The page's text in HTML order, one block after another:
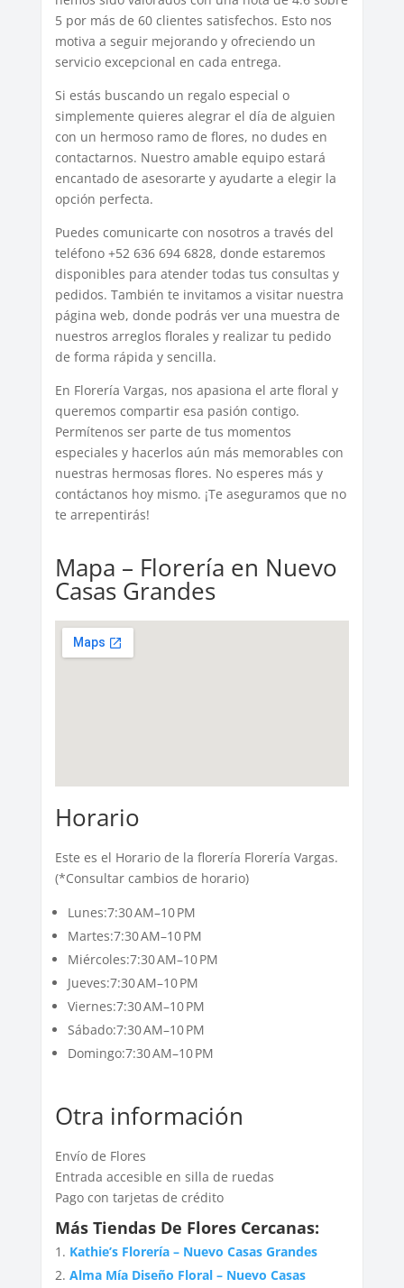
5 por más de 60 clientes satisfechos. Esto nos
motiva a seguir mejorando y ofreciendo un
servicio excepcional en cada entrega.
Si estás buscando un regalo especial o
simplemente quieres alegrar el día de alguien
con un hermoso ramo de flores, no dudes en
contactarnos. Nuestro amable equipo estará
encantado de asesorarte y ayudarte a elegir la
opción perfecta.
Puedes comunicarte con nosotros a través del
teléfono +52 636 694 6828, donde estaremos
disponibles para atender todas tus consultas y
pedidos. También te invitamos a visitar nuestra
página web, donde podrás ver una muestra de
nuestros arreglos florales y realizar tu pedido
de forma rápida y sencilla.
En Florería Vargas, nos apasiona el arte floral y
queremos compartir esa pasión contigo.
Permítenos ser parte de tus momentos
especiales y hacerlos aún más memorables con
nuestras hermosas flores. No esperes más y
contáctanos hoy mismo. ¡Te aseguramos que no
te arrepentirás!
Mapa – Florería en Nuevo
Casas Grandes
Horario
Este es el Horario de la florería Florería Vargas.
(*Consultar cambios de horario)
Lunes:7:30 AM–10 PM
Martes:7:30 AM–10 PM
Miércoles:7:30 AM–10 PM
Jueves:7:30 AM–10 PM
Viernes:7:30 AM–10 PM
Sábado:7:30 AM–10 PM
Domingo:7:30 AM–10 PM
Otra información
Envío de Flores
Entrada accesible en silla de ruedas
Pago con tarjetas de crédito
Más Tiendas De Flores Cercanas:
Kathie’s Florería – Nuevo Casas Grandes
Alma Mía Diseño Floral – Nuevo Casas